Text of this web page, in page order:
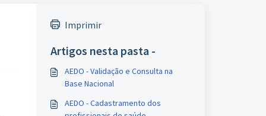
Imprimir
Artigos nesta pasta -
AEDO - Validação e Consulta na
Base Nacional
AEDO - Cadastramento dos